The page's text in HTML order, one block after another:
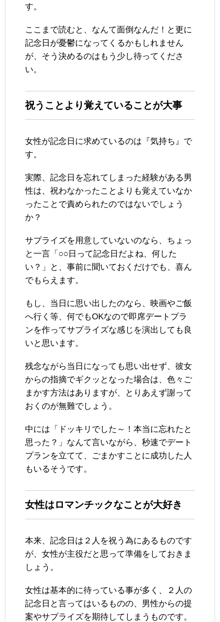
す。
ここまで読むと、なんて面倒なんだ！と更に
記念日が憂鬱になってくるかもしれません
が、そう決めるのはもう少し待ってくださ
い。
祝うことより覚えていることが大事
女性が記念日に求めているのは『気持ち』で
す。
実際、記念日を忘れてしまった経験がある男
性は、祝わなかったことよりも覚えていなか
ったことで責められたのではないでしょう
か？
サプライズを用意していないのなら、ちょっ
と一言「○○日って記念日だよね、何した
い？」と、事前に聞いておくだけでも、喜ん
でもらえます。
もし、当日に思い出したのなら、映画やご飯
へ行く等、何でもOKなので即席デートプラ
ンを作ってサプライズな感じを演出しても良
いと思います。
残念ながら当日になっても思い出せず、彼女
からの指摘でギクッとなった場合は、色々ご
まかす方法はありますが、とりあえず謝って
おくのが無難でしょう。
中には「ドッキリでした～！本当に忘れたと
思った？」なんて言いながら、秒速でデート
プランを立てて、ごまかすことに成功した人
もいるそうです。
女性はロマンチックなことが大好き
本来、記念日は２人を祝う為にあるものです
が、女性が主役だと思って準備をしておきま
しょう。
女性は基本的に待っている事が多く、２人の
記念日と言ってはいるものの、男性からの提
案やサプライズを期待してしまうものです。